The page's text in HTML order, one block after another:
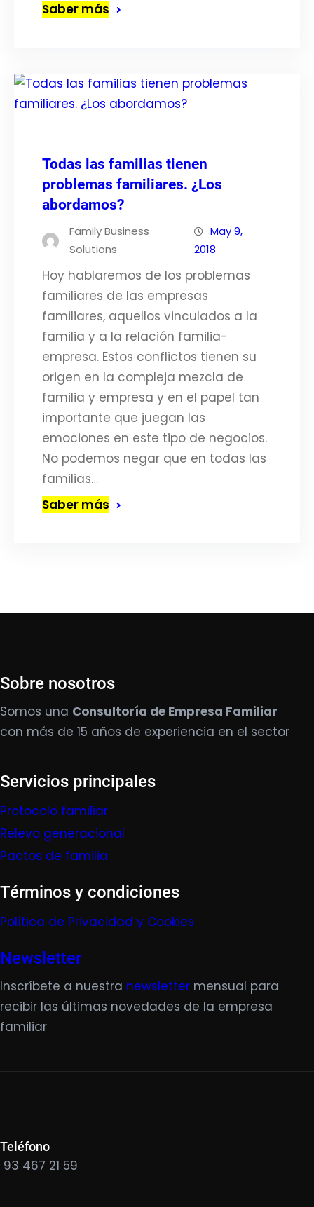
Saber más
Todas las familias tienen
problemas familiares. ¿Los
abordamos?
Family Business
Solutions
May 9,
2018
Hoy hablaremos de los problemas
familiares de las empresas
familiares, aquellos vinculados a la
familia y a la relación familia-
empresa. Estos conflictos tienen su
origen en la compleja mezcla de
familia y empresa y en el papel tan
importante que juegan las
emociones en este tipo de negocios.
No podemos negar que en todas las
familias…
Saber más
Sobre nosotros
Somos una Consultoría de Empresa Familiar
con más de 15 años de experiencia en el sector
Servicios principales
Protocolo familiar
Relevo generacional
Pactos de familia
Términos y condiciones
Política de Privacidad y Cookies
Newsletter
Inscríbete a nuestra newsletter mensual para
recibir las últimas novedades de la empresa
familiar
Teléfono
93 467 21 59